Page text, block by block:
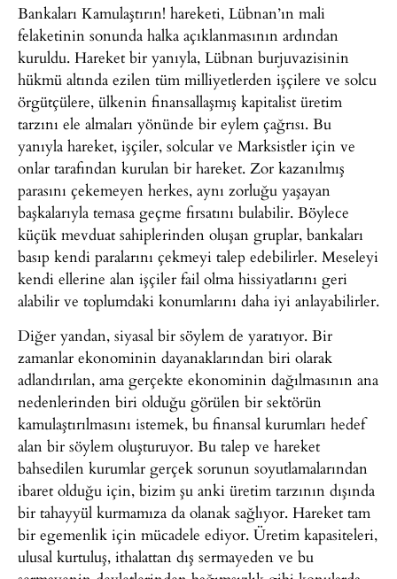
Bankaları Kamulaştırın! hareketi, Lübnan’ın mali
felaketinin sonunda halka açıklanmasının ardından
kuruldu. Hareket bir yanıyla, Lübnan burjuvazisinin
hükmü altında ezilen tüm milliyetlerden işçilere ve solcu
örgütçülere, ülkenin finansallaşmış kapitalist üretim
tarzını ele almaları yönünde bir eylem çağrısı. Bu
yanıyla hareket, işçiler, solcular ve Marksistler için ve
onlar tarafından kurulan bir hareket. Zor kazanılmış
parasını çekemeyen herkes, aynı zorluğu yaşayan
başkalarıyla temasa geçme fırsatını bulabilir. Böylece
küçük mevduat sahiplerinden oluşan gruplar, bankaları
basıp kendi paralarını çekmeyi talep edebilirler. Meseleyi
kendi ellerine alan işçiler fail olma hissiyatlarını geri
alabilir ve toplumdaki konumlarını daha iyi anlayabilirler.
Diğer yandan, siyasal bir söylem de yaratıyor. Bir
zamanlar ekonominin dayanaklarından biri olarak
adlandırılan, ama gerçekte ekonominin dağılmasının ana
nedenlerinden biri olduğu görülen bir sektörün
kamulaştırılmasını istemek, bu finansal kurumları hedef
alan bir söylem oluşturuyor. Bu talep ve hareket
bahsedilen kurumlar gerçek sorunun soyutlamalarından
ibaret olduğu için, bizim şu anki üretim tarzının dışında
bir tahayyül kurmamıza da olanak sağlıyor. Hareket tam
bir egemenlik için mücadele ediyor. Üretim kapasiteleri,
ulusal kurtuluş, ithalattan dış sermayeden ve bu